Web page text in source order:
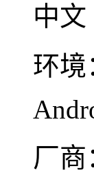
中文
环境
厂商